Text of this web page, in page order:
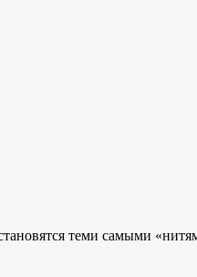
теми самыми